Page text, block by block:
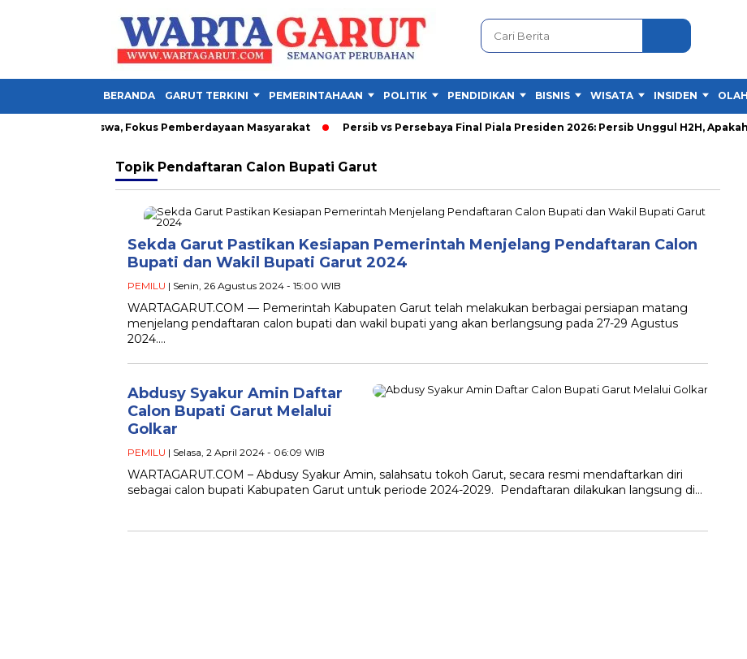
BERANDA GARUT TERKINI PEMERINTAHAAN POLITIK PENDIDIKAN BISNIS WISATA INSIDEN
1.342 Mahasiswa, Fokus Pemberdayaan Masyarakat Persib vs Persebaya Final Piala Presiden 2026: Persib Unggul H2H, Apakah
Topik Pendaftaran Calon Bupati Garut
Sekda Garut Pastikan Kesiapan Pemerintah Menjelang Pendaftaran Calon
Bupati dan Wakil Bupati Garut 2024
PEMILU | Senin, 26 Agustus 2024 - 15:00 WIB
WARTAGARUT.COM — Pemerintah Kabupaten Garut telah melakukan berbagai persiapan matang
menjelang pendaftaran calon bupati dan wakil bupati yang akan berlangsung pada 27-29 Agustus
2024….
Abdusy Syakur Amin Daftar
Calon Bupati Garut Melalui
Golkar
PEMILU | Selasa, 2 April 2024 - 06:09 WIB
WARTAGARUT.COM – Abdusy Syakur Amin, salahsatu tokoh Garut, secara resmi mendaftarkan diri
sebagai calon bupati Kabupaten Garut untuk periode 2024-2029. Pendaftaran dilakukan langsung di…